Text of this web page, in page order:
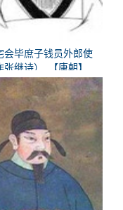
会毕庶子钱员外郎使
张继诗）_【唐朝】